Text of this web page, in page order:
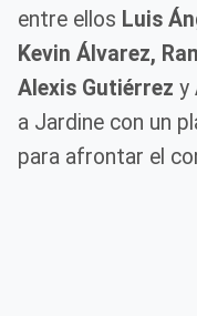
entre ellos Luis
Kevin Álvarez,
Alexis Gutiérrez y
a Jardine con un
para afrontar el